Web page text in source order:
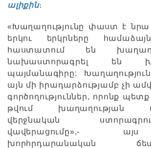
ալիքին։
«Խաղաղությունը փաստ է նրա
երկու երկրները
հաստատում են
նախաստորագրել են
պայմանագիրը:
այն մի իրադարձությամբ չի
գործողություններ, որոնք
թվում խաղաղության
վերջնական
վավերացումը»,-
խորհրդարանական